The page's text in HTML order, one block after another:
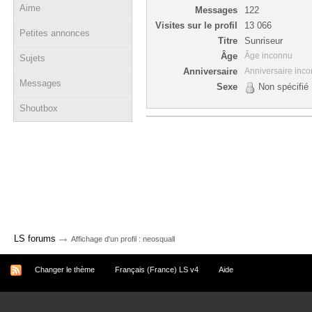
Aime
Petites annonces
Sujets
Messages
Shoutbox
Messages
122
Visites sur le profil
13 066
Titre
Sunriseur
Âge
Âge inconnu
Anniversaire Anniversaire
Sexe Non spécifié
LS forums → Affichage d'un profil : neosquall
Changer le thème Français (France) LS v4 Aide